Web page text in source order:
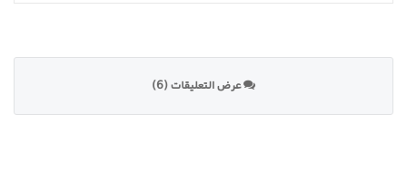
عرض التعليقات (6)